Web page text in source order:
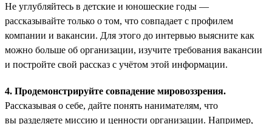
Не углубляйтесь в детские и юношеские годы —
рассказывайте только о том, что совпадает с профилем
компании и вакансии. Для этого до интервью выясните как
можно больше об организации, изучите требования вакансии
и постройте свой рассказ с учётом этой информации.
4. Продемонстрируйте совпадение мировоззрения.
Рассказывая о себе, дайте понять нанимателям, что
вы разделяете миссию и ценности организации. Например,